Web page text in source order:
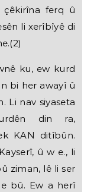
ferq û
li xerîbîyê di
ku, ew kurd
bi her awayî û
Li nav siyaseta
din ra,
KAN ditîbûn.
û w e., li
ziman, lê li ser
bû. Ew a herî